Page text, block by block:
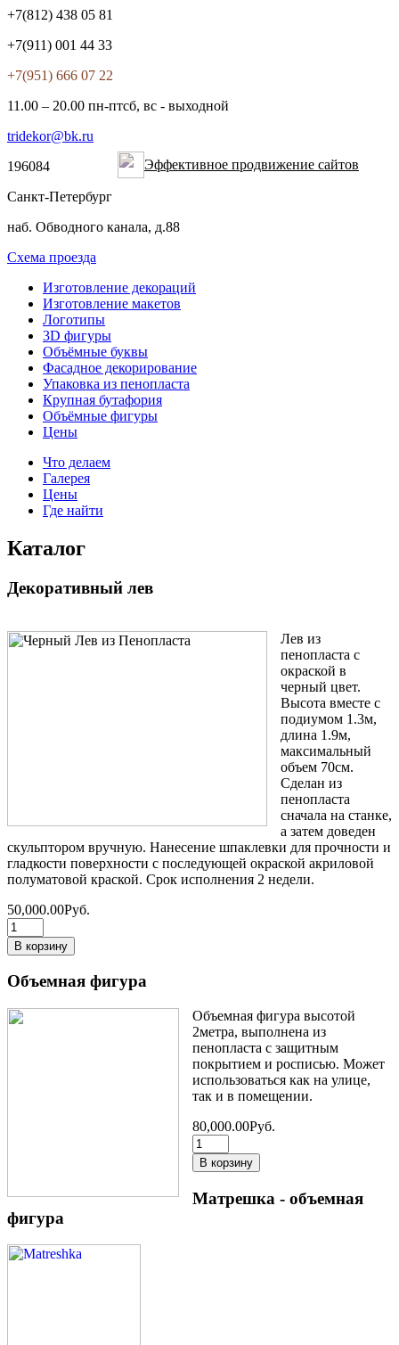
+7(812) 438 05 81
+7(911) 001 44 33
+7(951) 666 07 22
11.00 – 20.00 пн-птсб, вс - выходной
tridekor@bk.ru
196084
Санкт-Петербург
наб. Обводного канала, д.88
Схема проезда
Изготовление декораций
Изготовление макетов
Логотипы
3D фигуры
Объёмные буквы
Фасадное декорирование
Упаковка из пенопласта
Крупная бутафория
Объёмные фигуры
Цены
Что делаем
Галерея
Цены
Где найти
Каталог
Декоративный лев
Лев из
пенопласта с
окраской в
черный цвет.
Высота вместе с
подиумом 1.3м,
длина 1.9м,
максимальный
объем 70см.
Сделан из
пенопласта
сначала на станке,
а затем доведен
скульптором вручную. Нанесение шпаклевки для прочности и
гладкости поверхности с последующей окраской акриловой
полуматовой краской. Срок исполнения 2 недели.
50,000.00Руб.
Объемная фигура
Объемная фигура высотой
2метра, выполнена из
пенопласта с защитным
покрытием и росписью. Может
использоваться как на улице,
так и в помещении.
80,000.00Руб.
Матрешка - объемная
фигура
Эффективное продвижение сайтов